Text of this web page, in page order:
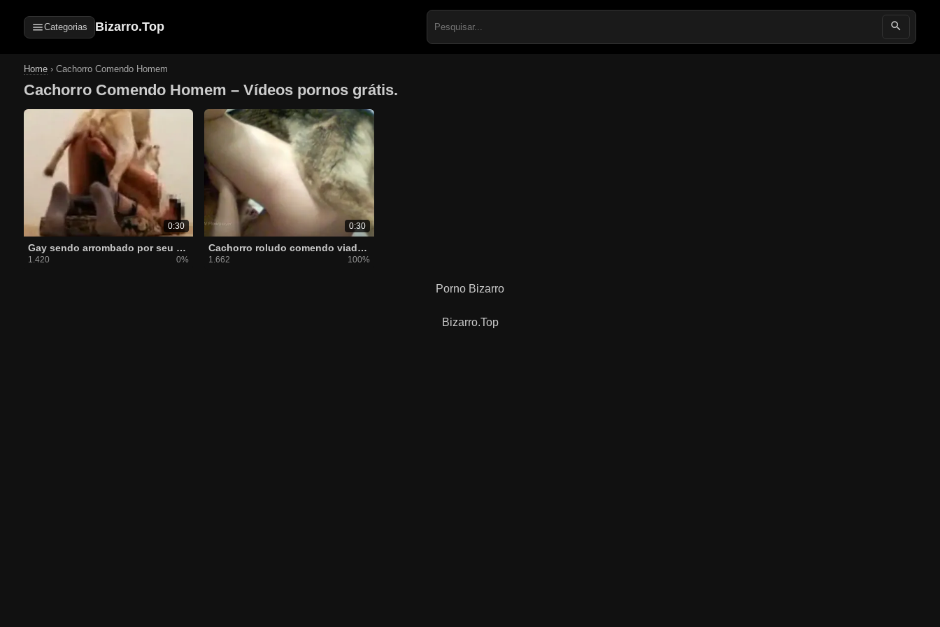
Categorias Bizarro.Top
Search
for:
Home› Cachorro Comendo Homem
Cachorro Comendo Homem – Vídeos pornos grátis.
0:30
Gay sendo arrombado por seu cachorro que mete forte
1.420 0%
0:30
Cachorro roludo comendo viado da bunda grande
1.662 100%
Porno Bizarro
Bizarro.Top